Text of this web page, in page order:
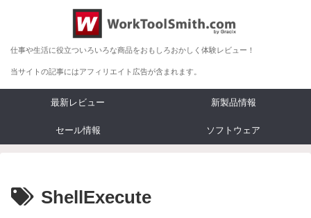
仕事や生活に役立ついろいろな商品をおもしろおかしく体験レビュー！
当サイトの記事にはアフィリエイト広告が含まれます。
最新レビュー 新製品情報
セール情報 ソフトウェア
ShellExecute